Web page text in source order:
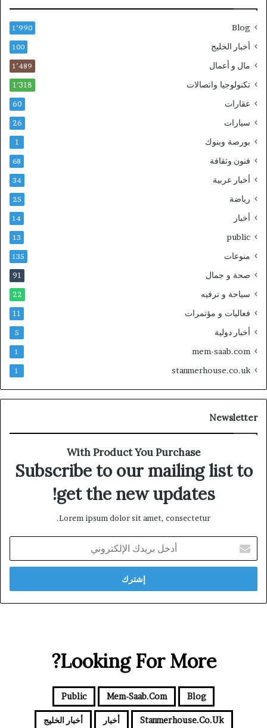
Blog 1٬990
أخبار الخليج 100
مال و أعمال 1٬489
تكنولوجيا واتصالات 1٬318
عقارات 60
سيارات 26
بورصة وبنوك 1
فنون وثقافة 68
أخبار عربية 34
رياضة 25
أخبار 14
public
13
منوعات 135
صحة و جمال 91
سياحة و ترفيه 22
فعاليات و مؤتمرات 11
أخبار دولية 5
mem-saab.com
1
stanmerhouse.co.uk
1
Newsletter
With Product You Purchase
Subscribe to our mailing list to
get the new updates!
Lorem ipsum dolor sit amet, consectetur.
بريدك
الإلكتروني
Looking For More?
Blog
Mem-Saab.com
Public
Stanmerhouse.co.uk أخبار أخبار الخليج